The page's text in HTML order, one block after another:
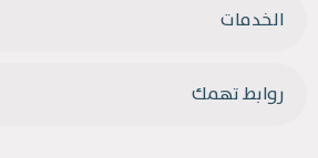
الخدمات
روابط تهمك